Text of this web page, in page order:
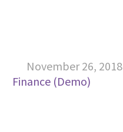
November 26, 2018
Finance (Demo)